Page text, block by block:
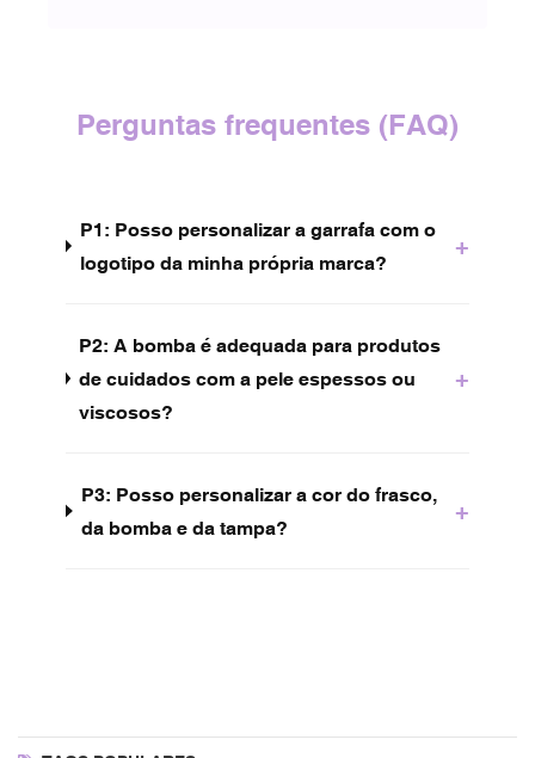
Perguntas frequentes (FAQ)
P1: Posso personalizar a garrafa com o
logotipo da minha própria marca?
+
P2: A bomba é adequada para produtos
de cuidados com a pele espessos ou
viscosos?
+
P3: Posso personalizar a cor do frasco,
da bomba e da tampa?
+